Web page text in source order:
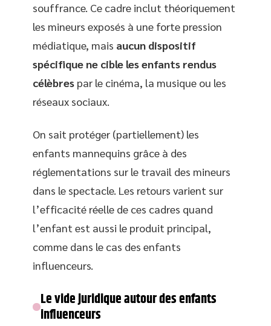
souffrance. Ce cadre inclut théoriquement
les mineurs exposés à une forte pression
médiatique, mais aucun dispositif
spécifique ne cible les enfants rendus
célèbres par le cinéma, la musique ou les
réseaux sociaux.
On sait protéger (partiellement) les
enfants mannequins grâce à des
réglementations sur le travail des mineurs
dans le spectacle. Les retours varient sur
l’efficacité réelle de ces cadres quand
l’enfant est aussi le produit principal,
comme dans le cas des enfants
influenceurs.
Le vide juridique autour des enfants
influenceurs